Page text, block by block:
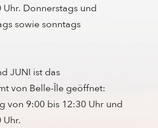
Donnerstags und
sowie sonntags
JUNI ist das
von Belle-Île geöffnet:
von 9:00 bis 12:30 Uhr und